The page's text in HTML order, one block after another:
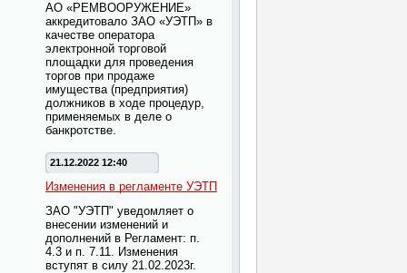
АО «РЕМВООРУЖЕНИЕ»
аккредитовало ЗАО «УЭТП» в
качестве оператора
электронной торговой
площадки для проведения
торгов при продаже
имущества (предприятия)
должников в ходе процедур,
применяемых в деле о
банкротстве.
21.12.2022 12:40
Изменения в регламенте УЭТП
ЗАО "УЭТП" уведомляет о
внесении изменений и
дополнений в Регламент: п.
4.3 и п. 7.11. Изменения
вступят в силу 21.02.2023г.